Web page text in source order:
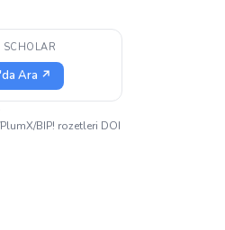
SCHOLAR
Ara ↗
BIP! rozetleri DOI